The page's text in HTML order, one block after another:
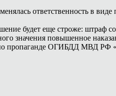
ответственность в
будет еще строже:
значения повышенное
по пропаганде ОГИБДД МВД РФ